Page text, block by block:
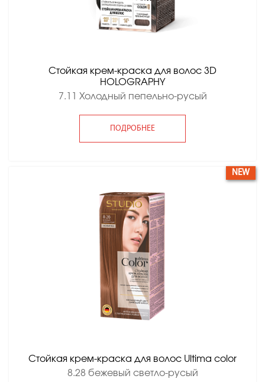
Стойкая крем-краска для волос 3D
HOLOGRAPHY
7.11 Холодный пепельно-русый
ПОДРОБНЕЕ
Стойкая крем-краска для волос Ultima color
8.28 бежевый светло-русый
NEW